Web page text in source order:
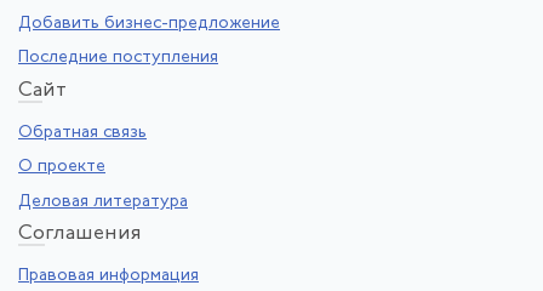
Добавить бизнес-предложение
Последние поступления
Сайт
Обратная связь
О проекте
Деловая литература
Соглашения
Правовая информация